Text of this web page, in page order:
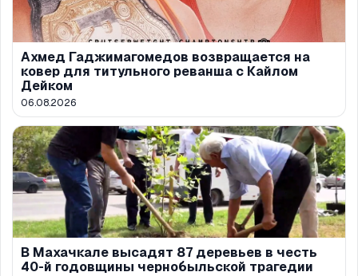
Ахмед Гаджимагомедов возвращается на
ковер для титульного реванша с Кайлом
Дейком
06.08.2026
В Махачкале высадят 87 деревьев в честь
40-й годовщины чернобыльской трагедии